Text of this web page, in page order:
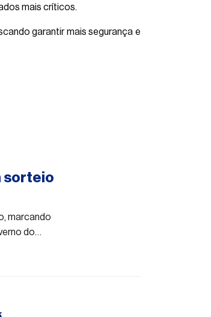
mais críticos.
garantir mais segurança e
sorteio
marcando
do